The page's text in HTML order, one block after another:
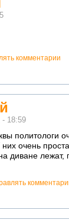
комментарии
- 18:59
политологи
очень
диване лежат,